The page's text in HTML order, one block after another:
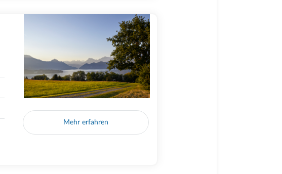
Mehr erfahren